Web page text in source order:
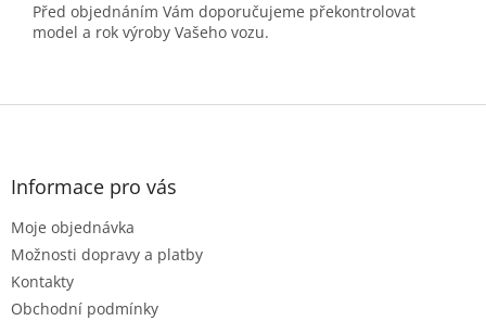
Před objednáním Vám doporučujeme překontrolovat
model a rok výroby Vašeho vozu.
Z
Informace pro vás
Moje objednávka
Možnosti dopravy a platby
Kontakty
Obchodní podmínky